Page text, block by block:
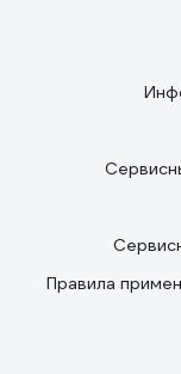
Правила